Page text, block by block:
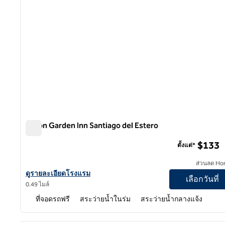
Hilton Garden Inn Santiago del Estero
ดูรายละเอียดโรงแรม Hilton Garden Inn Santiago del Estero
ดูรายละเอียดโรงแรม
0.49 ไมล์
ตั้งแต่* $133
ส่วนลด
เลือกวันที่
ที่จอดรถฟรี สระว่ายน้ำในร่ม สระว่ายน้ำกลางแจ้ง